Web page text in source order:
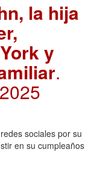
la hija
y
.
sociales por su
en su cumpleaños